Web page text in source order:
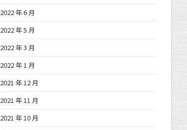
2022 年 6 月
2022 年 5 月
2022 年 3 月
2022 年 1 月
2021 年 12 月
2021 年 11 月
2021 年 10 月